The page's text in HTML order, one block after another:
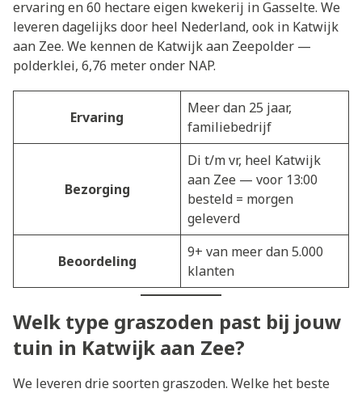
ervaring en 60 hectare eigen kwekerij in Gasselte. We
leveren dagelijks door heel Nederland, ook in Katwijk
aan Zee. We kennen de Katwijk aan Zeepolder —
polderklei, 6,76 meter onder NAP.
Ervaring
Meer dan 25 jaar,
familiebedrijf
Bezorging
Di t/m vr, heel Katwijk
aan Zee — voor 13:00
besteld = morgen
geleverd
Beoordeling
9+ van meer dan 5.000
klanten
Welk type graszoden past bij jouw
tuin in Katwijk aan Zee?
We leveren drie soorten graszoden. Welke het beste